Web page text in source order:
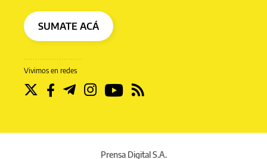
Vivimos en redes
SUMATE ACÁ
Prensa Digital S.A.